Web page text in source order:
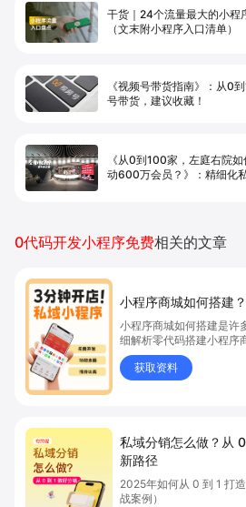
干货｜24个流量最大的小程
（文末附小程序入口清单）
《视频号带货指南》：从0
号带货，建议收藏！
《从0到100家，左庭右院
动600万会员？》：精细化
0代码开发小程序免费相关的文章
小程序商城如何搭建
小程序商城如何搭建是许
细解析零代码搭建小程序
商城、商城搭建与零代码
品上架、全渠道销售及高
货新模式。点击获取详细
获取资料
私域分销怎么做？从
新路径
2025年如何从 0 到 1 打
战案例）